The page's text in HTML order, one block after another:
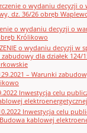
o wydaniu decyzji o
dz. 36/26 obręb
o wydaniu decyzji o
Królikowo
o wydaniu decyzji w
dla działek 124/
– Warunki
Inwestycja celu
Inwestycja celu
kablowej